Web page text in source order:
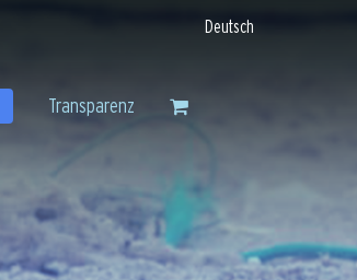
Deutsch
Transparenz